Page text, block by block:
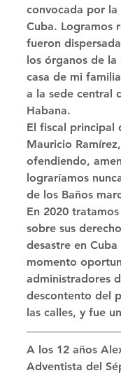
convocada por
Cuba. Logramos
fueron
los órganos de
casa de mi
a la sede central
Habana.
El fiscal principal
Mauricio
ofendiendo,
lograríamos
de los Baños
En 2020
sobre sus
desastre en
momento
administradores
descontento del
las calles, y fue
A los 12 años
Adventista del